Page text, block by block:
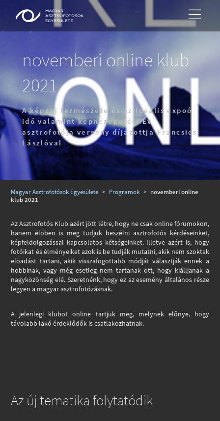
novemberi online klub
2021
A képzaj természete és az ideális expoó
idő valamint képnézegetés: Év
asztrofotója verseny díjazottja Francsics
Lászlóval
Magyar Asztrofotósok Egyesülete > Programok > novemberi online
klub 2021
Az Asztrofotós Klub azért jött létre, hogy ne csak online fórumokon,
hanem élőben is meg tudjuk beszélni asztrofotós kérdéseinket,
képfeldolgozással kapcsolatos kétségeinket. Illetve azért is, hogy
fotóikat és élményeiket azok is be tudják mutatni, akik nem szoktak
előadást tartani, akik visszafogottabb módját választják ennek a
hobbinak, vagy még esetleg nem tartanak ott, hogy kiálljanak a
nagyközönség elé. Szeretnénk, hogy ez az esemény általános része
legyen a magyar asztrofotózásnak.
A jelenlegi klubot online tartjuk meg, melynek előnye, hogy
távolabb lakó érdeklődők is csatlakozhatnak.
Az új tematika folytatódik